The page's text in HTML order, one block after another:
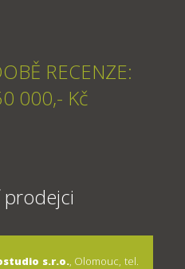
RECENZE:
000,- Kč
s.r.o., Olomouc, tel.